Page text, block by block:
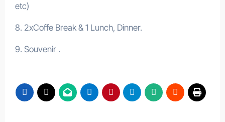
etc)
8. 2xCoffe Break & 1 Lunch, Dinner.
9. Souvenir .